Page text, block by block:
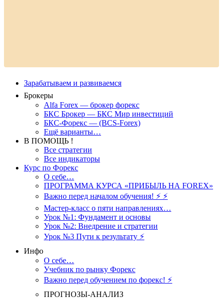
Зарабатываем и развиваемся
Брокеры
Alfa Forex — брокер форекс
БКС Брокер — БКС Мир инвестиций
БКС-Форекс — (BCS-Forex)
Ещё варианты…
В ПОМОЩЬ !
Все стратегии
Все индикаторы
Курс по Форекс
О себе…
ПРОГРАММА КУРСА «ПРИБЫЛЬ НА FOREX»
Важно перед началом обучения! ⚡ ⚡
Мастер-класс о пяти направлениях…
Урок №1: Фундамент и основы
Урок №2: Внедрение и стратегии
Урок №3 Пути к результату ⚡️
Инфо
О себе…
Учебник по рынку Форекс
Важно перед обучением по форекс! ⚡
ПРОГНОЗЫ-АНАЛИЗ